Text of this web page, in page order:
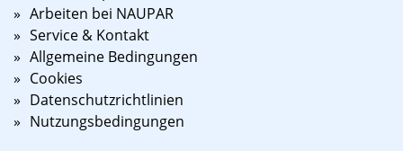
Arbeiten bei NAUPAR
Service & Kontakt
Allgemeine Bedingungen
Cookies
Datenschutzrichtlinien
Nutzungsbedingungen